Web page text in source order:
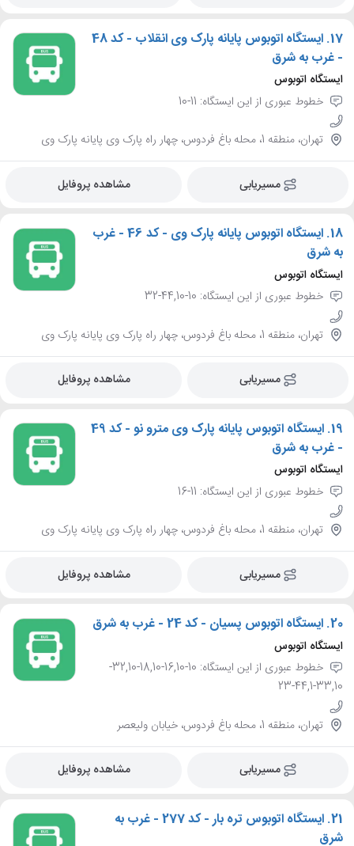
17.
ایستگاه اتوبوس پایانه پارک وی انقلاب - کد 48
- غرب به شرق
ایستگاه اتوبوس
خطوط عبوری از این ایستگاه: 11-10
تهران، منطقه 1، محله باغ فردوس، چهار راه پارک وی پایانه پارک وی
مسیریابی مشاهده پروفایل
18.
ایستگاه اتوبوس پایانه پارک وی - کد 46 - غرب
به شرق
ایستگاه اتوبوس
خطوط عبوری از این ایستگاه: 10-44,10-32
تهران، منطقه 1، محله باغ فردوس، چهار راه پارک وی پایانه پارک وی
مسیریابی مشاهده پروفایل
19.
ایستگاه اتوبوس پایانه پارک وی مترو نو - کد 49
- غرب به شرق
ایستگاه اتوبوس
خطوط عبوری از این ایستگاه: 11-16
تهران، منطقه 1، محله باغ فردوس، چهار راه پارک وی پایانه پارک وی
مسیریابی مشاهده پروفایل
20. ایستگاه اتوبوس پسیان - کد 24 - غرب به شرق
ایستگاه اتوبوس
خطوط عبوری از این ایستگاه: 10-16,10-18,10-32,10-
33,10-44,1-23
تهران، منطقه 1، محله باغ فردوس، خیابان ولیعصر
مسیریابی مشاهده پروفایل
21.
ایستگاه اتوبوس تره بار - کد 277 - غرب به
شرق